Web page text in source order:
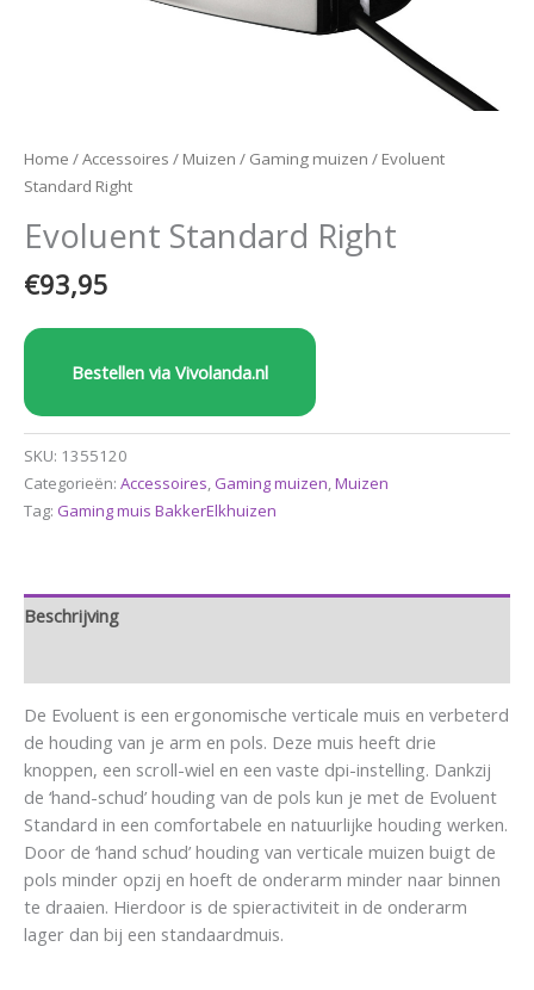
Home /Accessoires / Muizen / Gaming muizen / Evoluent
Standard Right
Evoluent Standard Right
€93,95
Bestellen via Vivolanda.nl
SKU: 1355120
Categorieën: Accessoires, Gaming muizen,Muizen
Tag: Gaming muis BakkerElkhuizen
Beschrijving
De Evoluent is een ergonomische verticale muis en verbeterd
de houding van je arm en pols. Deze muis heeft drie
knoppen, een scroll-wiel en een vaste dpi-instelling. Dankzij
de ‘hand-schud’ houding van de pols kun je met de Evoluent
Standard in een comfortabele en natuurlijke houding werken.
Door de ‘hand schud’ houding van verticale muizen buigt de
pols minder opzij en hoeft de onderarm minder naar binnen
te draaien. Hierdoor is de spieractiviteit in de onderarm
lager dan bij een standaardmuis.